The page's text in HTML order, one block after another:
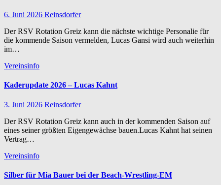
6. Juni 2026 Reinsdorfer
Der RSV Rotation Greiz kann die nächste wichtige Personalie für
die kommende Saison vermelden, Lucas Gansi wird auch weiterhin
im…
Vereinsinfo
Kaderupdate 2026 – Lucas Kahnt
3. Juni 2026 Reinsdorfer
Der RSV Rotation Greiz kann auch in der kommenden Saison auf
eines seiner größten Eigengewächse bauen.Lucas Kahnt hat seinen
Vertrag…
Vereinsinfo
Silber für Mia Bauer bei der Beach-Wrestling-EM